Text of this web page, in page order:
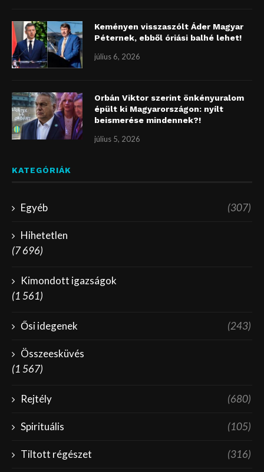
Keményen visszaszólt Áder Magyar
Péternek, ebből óriási balhé lehet!
július 6, 2026
Orbán Viktor szerint önkényuralom
épült ki Magyarországon: nyílt
beismerése mindennek?!
július 5, 2026
KATEGÓRIÁK
Egyéb (307)
Hihetetlen
(7 696)
Kimondott igazságok
(1 561)
Ősi idegenek (243)
Összeesküvés
(1 567)
Rejtély (680)
Spirituális (105)
Tiltott régészet (316)